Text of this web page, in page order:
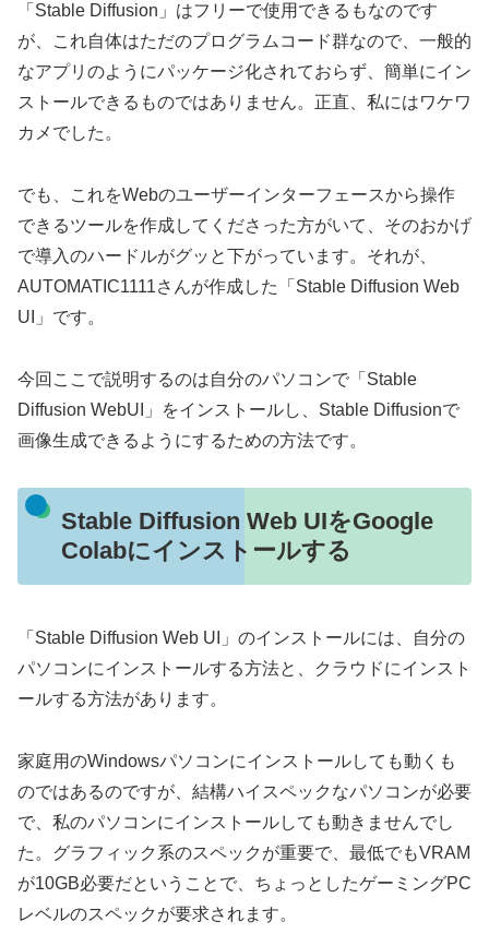
「Stable Diffusion」はフリーで使用できるもなのです
が、これ自体はただのプログラムコード群なので、一般的
なアプリのようにパッケージ化されておらず、簡単にイン
ストールできるものではありません。正直、私にはワケワ
カメでした。
でも、これをWebのユーザーインターフェースから操作
できるツールを作成してくださった方がいて、そのおかげ
で導入のハードルがグッと下がっています。それが、
AUTOMATIC1111さんが作成した「Stable Diffusion Web
UI」です。
今回ここで説明するのは自分のパソコンで「Stable
Diffusion WebUI」をインストールし、Stable Diffusionで
画像生成できるようにするための方法です。
Stable Diffusion Web UIをGoogle
Colabにインストールする
「Stable Diffusion Web UI」のインストールには、自分の
パソコンにインストールする方法と、クラウドにインスト
ールする方法があります。
家庭用のWindowsパソコンにインストールしても動くも
のではあるのですが、結構ハイスペックなパソコンが必要
で、私のパソコンにインストールしても動きませんでし
た。グラフィック系のスペックが重要で、最低でもVRAM
が10GB必要だということで、ちょっとしたゲーミングPC
レベルのスペックが要求されます。